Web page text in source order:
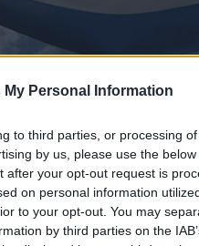
My Personal Information
to third parties, or processing
by us, please use the
after your opt-out request is
on personal information
to your opt-out. You may
by third parties on the
Επετείου 25ης Μαρτίου 1821 της
Κοζάνη
περιφέρεια